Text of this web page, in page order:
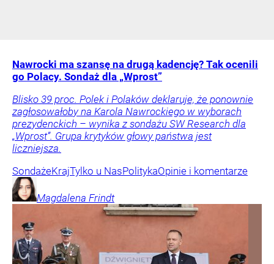
Nawrocki ma szansę na drugą kadencję? Tak ocenili
go Polacy. Sondaż dla „Wprost”
Blisko 39 proc. Polek i Polaków deklaruje, że ponownie
zagłosowałoby na Karola Nawrockiego w wyborach
prezydenckich – wynika z sondażu SW Research dla
„Wprost”. Grupa krytyków głowy państwa jest
liczniejsza.
SondażeKrajTylko u NasPolitykaOpinie i komentarze
Magdalena Frindt